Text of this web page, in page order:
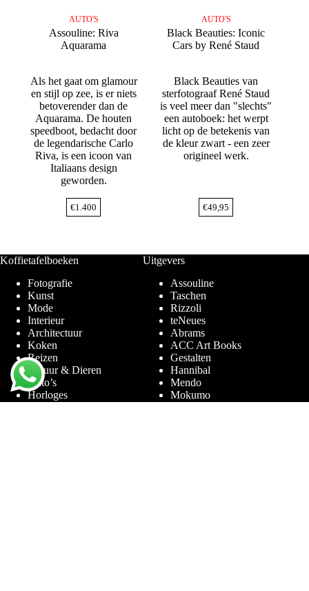
AUTO'S
Assouline: Riva
Aquarama
Als het gaat om glamour
en stijl op zee, is er niets
betoverender dan de
Aquarama. De houten
speedboot, bedacht door
de legendarische Carlo
Riva, is een icoon van
Italiaans design
geworden.
€1.400
AUTO'S
Black Beauties: Iconic
Cars by René Staud
Black Beauties van
sterfotograaf René Staud
is veel meer dan "slechts"
een autoboek: het werpt
licht op de betekenis van
de kleur zwart - een zeer
origineel werk.
€49,95
Koffietafelboeken
Fotografie
Kunst
Mode
Interieur
Architectuur
Koken
Reizen
Natuur & Dieren
Auto’s
Horloges
Uitgevers
Assouline
Taschen
Rizzoli
teNeues
Abrams
ACC Art Books
Gestalten
Hannibal
Mendo
Mokumo